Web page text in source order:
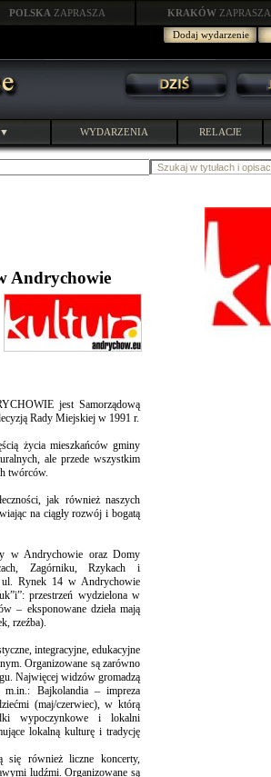
POLSKA ZAPRASZA KRAKÓW ZAPRASZA
Dodaj wydarzenie
▼ WYDARZENIA RELACJE
Andrychowie
jest Samorządową
Rady Miejskiej w 1991 r.
życia mieszkańców gminy
ale przede wszystkim
twórców.
jak również naszych
na ciągły rozwój i bogatą
w Andrychowie oraz Domy
Zagórniku, Rzykach i
ul. Rynek 14 w Andrychowie
przestrzeń wydzielona w
– eksponowane dzieła mają
rzeźba).
integracyjne, edukacyjne
Organizowane są zarówno
Najwięcej widzów gromadzą
m.in.: Bajkolandia – impreza
(maj/czerwiec), w którą
wypoczynkowe i lokalni
lokalną kulturę i tradycję
się również liczne koncerty,
ludźmi. Organizowane są